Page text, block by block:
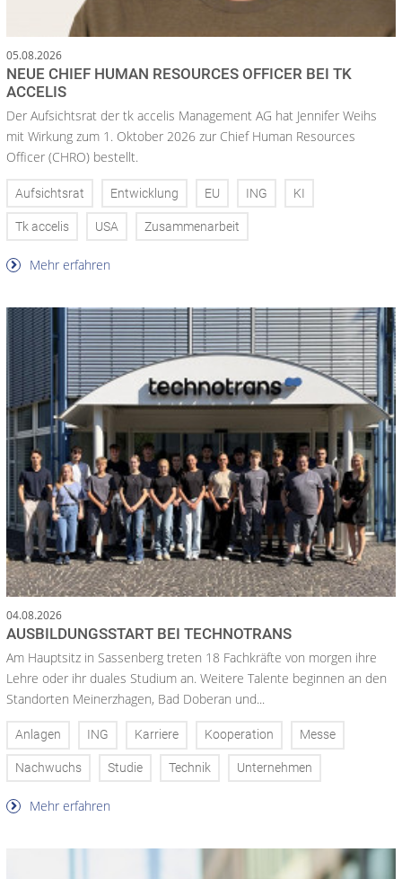
05.08.2026
NEUE CHIEF HUMAN RESOURCES OFFICER BEI TK
ACCELIS
Der Aufsichtsrat der tk accelis Management AG hat Jennifer Weihs
mit Wirkung zum 1. Oktober 2026 zur Chief Human Resources
Officer (CHRO) bestellt.
Aufsichtsrat Entwicklung EU ING KI
Tk accelis USA Zusammenarbeit
Mehr erfahren
04.08.2026
AUSBILDUNGSSTART BEI TECHNOTRANS
Am Hauptsitz in Sassenberg treten 18 Fachkräfte von morgen ihre
Lehre oder ihr duales Studium an. Weitere Talente beginnen an den
Standorten Meinerzhagen, Bad Doberan und...
Anlagen ING Karriere Kooperation Messe
Nachwuchs Studie Technik Unternehmen
Mehr erfahren